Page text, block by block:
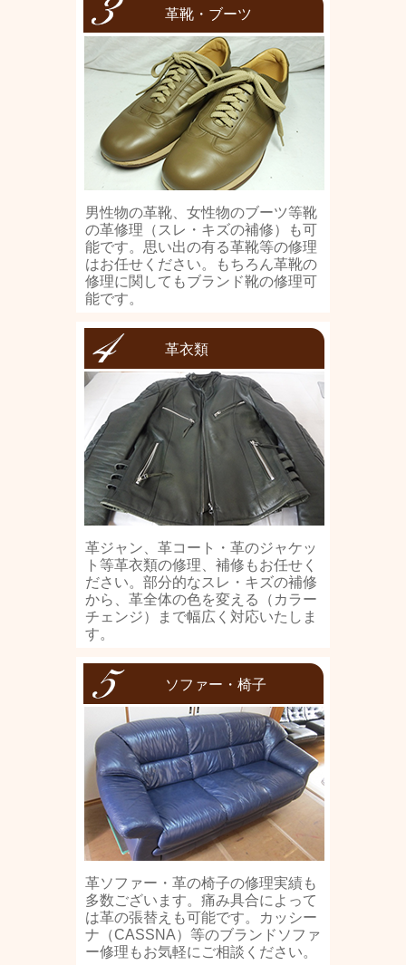
革靴・ブーツ
男性物の革靴、女性物のブーツ等靴
の革修理（スレ・キズの補修）も可
能です。思い出の有る革靴等の修理
はお任せください。もちろん革靴の
修理に関してもブランド靴の修理可
能です。
革衣類
革ジャン、革コート・革のジャケッ
ト等革衣類の修理、補修もお任せく
ださい。部分的なスレ・キズの補修
から、革全体の色を変える（カラー
チェンジ）まで幅広く対応いたしま
す。
ソファー・椅子
革ソファー・革の椅子の修理実績も
多数ございます。痛み具合によって
は革の張替えも可能です。カッシー
ナ（CASSNA）等のブランドソファ
ー修理もお気軽にご相談ください。